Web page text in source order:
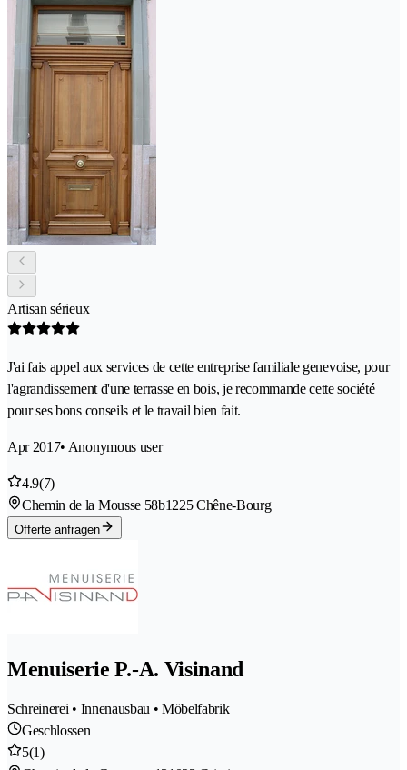
Artisan sérieux
J'ai fais appel aux services de cette entreprise familiale genevoise, pour
l'agrandissement d'une terrasse en bois, je recommande cette société
pour ses bons conseils et le travail bien fait.
Apr 2017• Anonymous user
4.9(7)
Chemin de la Mousse 58b1225 Chêne-Bourg
Offerte anfragen
Menuiserie P.-A. Visinand
Schreinerei • Innenausbau • Möbelfabrik
Geschlossen
5(1)